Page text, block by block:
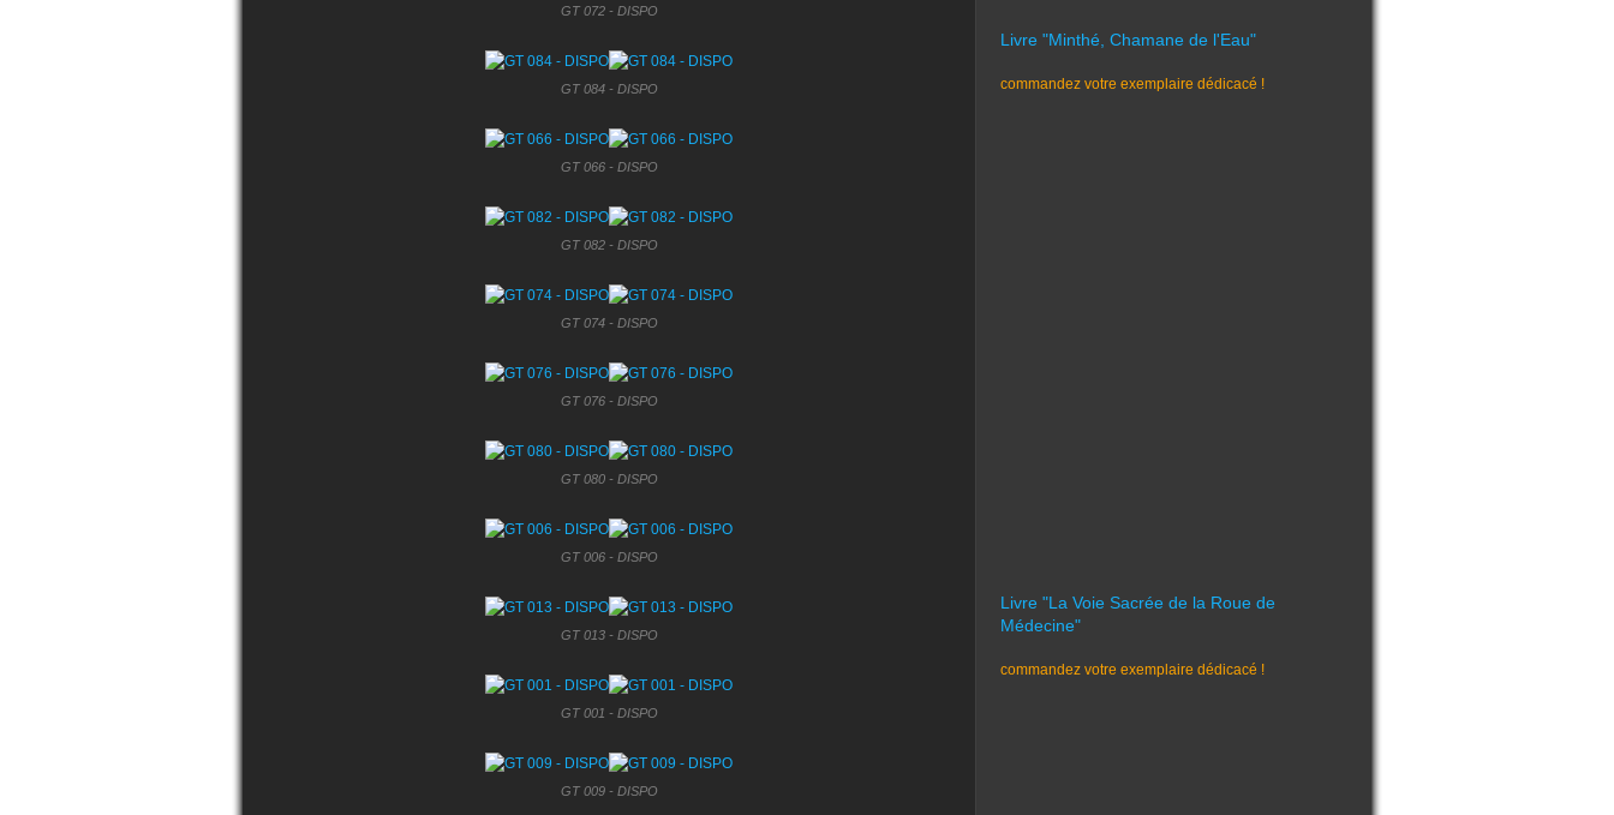
GT 072 - DISPO
GT 084 - DISPO
GT 066 - DISPO
GT 082 - DISPO
GT 074 - DISPO
GT 076 - DISPO
GT 080 - DISPO
GT 006 - DISPO
GT 013 - DISPO
GT 001 - DISPO
GT 009 - DISPO
Livre "Minthé, Chamane de l'Eau"
commandez votre exemplaire dédicacé !
Livre "La Voie Sacrée de la Roue de
Médecine"
commandez votre exemplaire dédicacé !